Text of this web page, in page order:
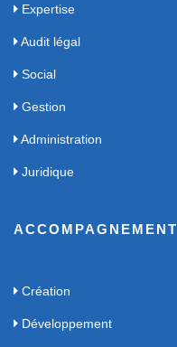
Expertise
Audit légal
Social
Gestion
Administration
Juridique
ACCOMPAGNEMENT
Création
Développement